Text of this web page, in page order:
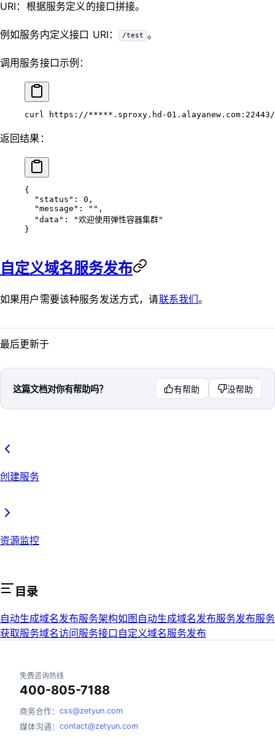
URI：根据服务定义的接口拼接。
例如服务内定义接口 URI： /test 。
调用服务接口示例：
curl https://***** .sproxy.hd-
返回结果：
{
  "status"
: 0 ,
  "message"
: "" ,
  "data"
:
"欢迎使用弹性容器集群"
}
自定义域名服务发布
如果用户需要该种服务发送方式，请联系我们。
最后更新于
这篇文档对你有帮助吗？ 有帮助 没帮助
创建服务
资源监控
目录
自动生成域名发布服务架构如图自动生成域名发布服务发布服务
获取服务域名访问服务接口 自定义域名服务发布
免费咨询热线
400-805-7188
商务合作： css@zetyun.com
媒体沟通： contact@zetyun.com